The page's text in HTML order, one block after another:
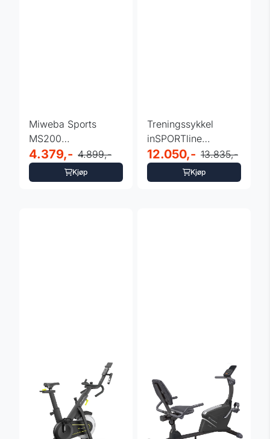
Miweba Sports
MS200
Spinningsykkel
4.379,- 4.899,-
Kjøp
Treningssykkel
inSPORTline
ZenRoute 1000
12.050,- 13.835,-
Kjøp